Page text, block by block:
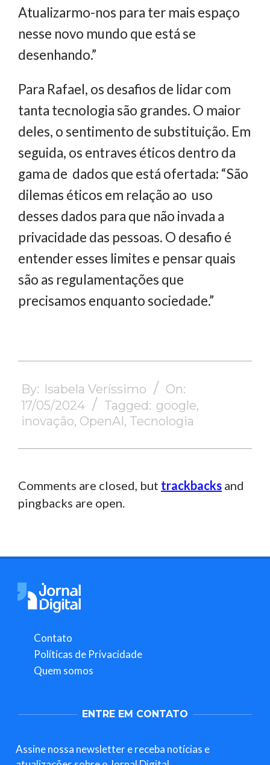
Atualizarmo-nos para ter mais espaço
nesse novo mundo que está se
desenhando.”
Para Rafael, os desafios de lidar com
tanta tecnologia são grandes. O maior
deles, o sentimento de substituição. Em
seguida, os entraves éticos dentro da
gama de dados que está ofertada: “São
dilemas éticos em relação ao uso
desses dados para que não invada a
privacidade das pessoas. O desafio é
entender esses limites e pensar quais
são as regulamentações que
precisamos enquanto sociedade.”
05-
17
By: Isabela Veríssimo
On:
17/05/2024
Tagged: google,
inovação, OpenAI, Tecnologia
Comments are closed, but trackbacks and
pingbacks are open.
Contato
Políticas de Privacidade
Quem somos
ENTRE EM CONTATO
Assine nossa newsletter e receba notícias e